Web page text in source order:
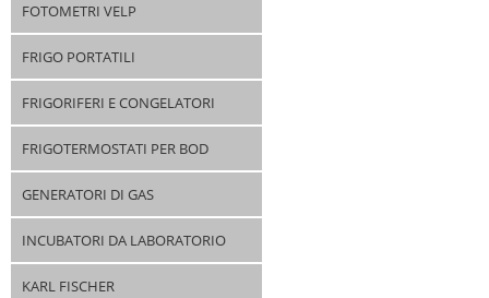
FOTOMETRI VELP
FRIGO PORTATILI
FRIGORIFERI E CONGELATORI
FRIGOTERMOSTATI PER BOD
GENERATORI DI GAS
INCUBATORI DA LABORATORIO
KARL FISCHER